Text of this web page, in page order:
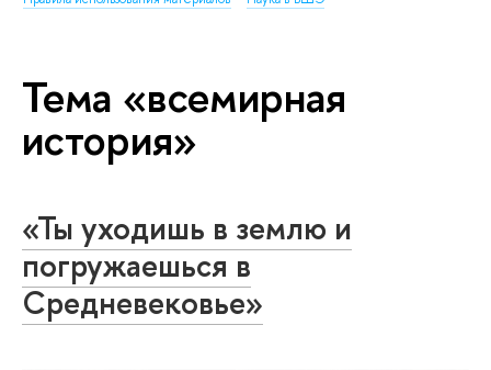
Тема «всемирная
история»
«Ты уходишь в землю и
погружаешься в
Средневековье»